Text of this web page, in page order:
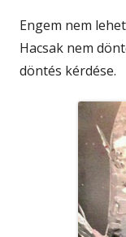
Engem nem
Hacsak nem
döntés kérdése.